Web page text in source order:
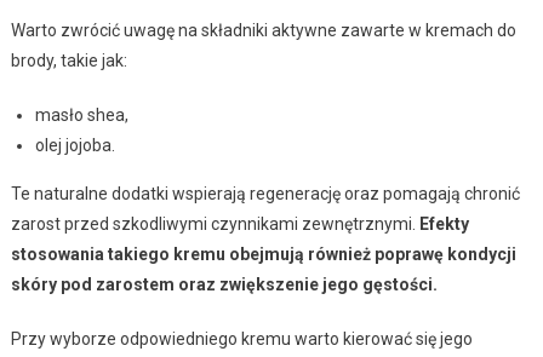
Warto zwrócić uwagę na składniki aktywne zawarte w kremach do
brody, takie jak:
masło shea,
olej jojoba.
Te naturalne dodatki wspierają regenerację oraz pomagają chronić
zarost przed szkodliwymi czynnikami zewnętrznymi.
Efekty
stosowania takiego kremu obejmują również poprawę kondycji
skóry pod zarostem oraz zwiększenie jego gęstości.
Przy wyborze odpowiedniego kremu warto kierować się jego